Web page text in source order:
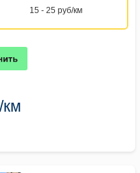
15 - 25 руб/км
км